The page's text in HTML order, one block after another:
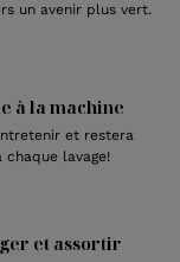
un avenir plus vert.
à la machine
et restera
chaque lavage!
et assortir